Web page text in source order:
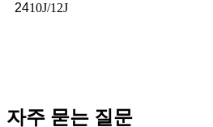
2410J/12J
자주 묻는 질문